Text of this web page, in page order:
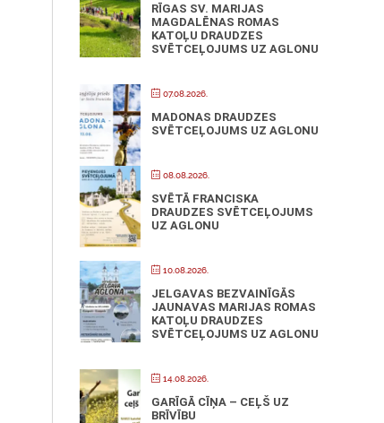
RĪGAS SV. MARIJAS
MAGDALĒNAS ROMAS
KATOĻU DRAUDZES
SVĒTCEĻOJUMS UZ AGLONU
07.08.2026.
MADONAS DRAUDZES
SVĒTCEĻOJUMS UZ AGLONU
08.08.2026.
SVĒTĀ FRANCISKA
DRAUDZES SVĒTCEĻOJUMS
UZ AGLONU
10.08.2026.
JELGAVAS BEZVAINĪGĀS
JAUNAVAS MARIJAS ROMAS
KATOĻU DRAUDZES
SVĒTCEĻOJUMS UZ AGLONU
14.08.2026.
GARĪGĀ CĪŅA – CEĻŠ UZ
BRĪVĪBU